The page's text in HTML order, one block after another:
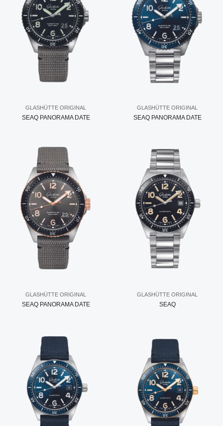
GLASHÜTTE ORIGINAL
SEAQ PANORAMA DATE
GLASHÜTTE ORIGINAL
SEAQ PANORAMA DATE
GLASHÜTTE ORIGINAL
SEAQ PANORAMA DATE
GLASHÜTTE ORIGINAL
SEAQ